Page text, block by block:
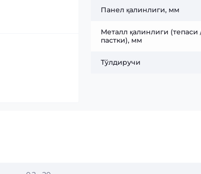
Панел қалинлиги, мм
Металл қалинлиги (тепаси
пастки), мм
Тўлдиручи